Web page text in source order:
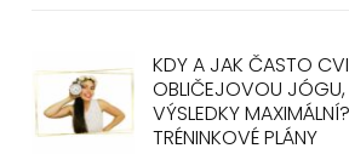
KDY A JAK ČASTO
OBLIČEJOVOU JÓGU,
VÝSLEDKY
TRÉNINKOVÉ PLÁNY